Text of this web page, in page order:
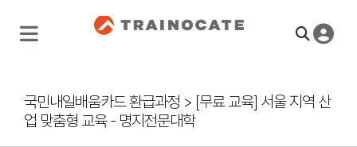
국민내일배움카드 환급과정 > [무료 교육] 서울 지역 산
업 맞춤형 교육 - 명지전문대학